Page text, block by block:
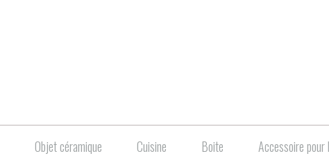
Objet céramique Cuisine Boite Accessoire pour